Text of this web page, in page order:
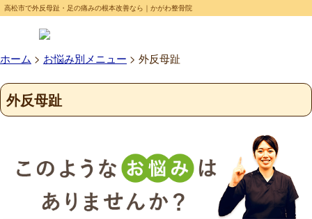
高松市で外反母趾・足の痛みの根本改善なら｜かがわ整骨院
ホーム > お悩み別メニュー > 外反母趾
外反母趾